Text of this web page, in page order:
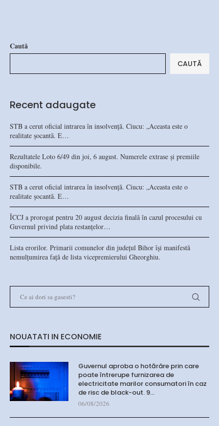
Caută
CAUTĂ
Recent adaugate
STB a cerut oficial intrarea în insolvență. Ciucu: „Aceasta este o
realitate șocantă. E…
Rezultatele Loto 6/49 din joi, 6 august. Numerele extrase și premiile
disponibile.
STB a cerut oficial intrarea în insolvență. Ciucu: „Aceasta este o
realitate șocantă. E…
ÎCCJ a prorogat pentru 20 august decizia finală în cazul procesului cu
Guvernul privind plata restanțelor…
Lista erorilor. Primarii comunelor din județul Bihor își manifestă
nemulțumirea față de lista vicepremierului Gheorghiu.
NOUATATI IN ECONOMIE
Guvernul aproba o hotărâre prin care
poate întrerupe furnizarea de
electricitate marilor consumatori în caz
de risc de black-out. 9…
06/08/2026